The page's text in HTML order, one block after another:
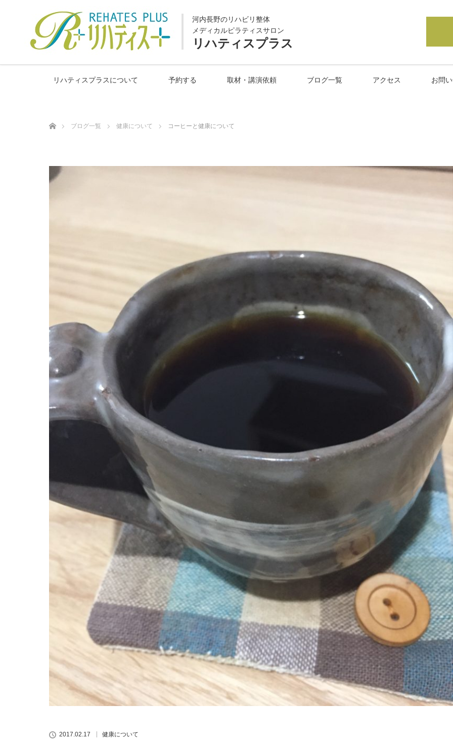
河内長野のリハビリ整体
メディカルピラティスサロン
リハティスプラス
リハティスプラスについて 予約する 取材・講演依頼 ブログ一覧 アクセス お問
ブログ一覧
健康について コーヒーと健康について
2017.02.17 健康について